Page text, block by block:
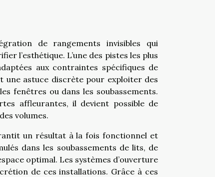
de rangements invisibles qui
l’esthétique. L’une des pistes les plus
aux contraintes spécifiques de
une astuce discrète pour exploiter des
fenêtres ou dans les soubassements.
affleurantes, il devient possible de
volumes.
un résultat à la fois fonctionnel et
dans les soubassements de lits, de
optimal. Les systèmes d’ouverture
de ces installations. Grâce à ces